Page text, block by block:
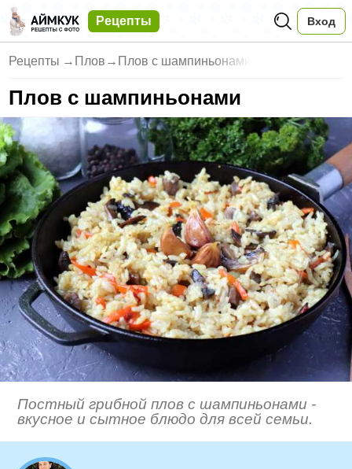
Рецепты Вход
Рецепты → Плов → Плов с шампиньонами
Плов с шампиньонами
Постный грибной плов с шампиньонами -
вкусное и сытное блюдо для всей семьи.